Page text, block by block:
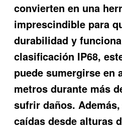
convierten en una
imprescindible para
durabilidad y
clasificación IP68,
puede sumergirse en
metros durante más
sufrir daños.
caídas desde alturas